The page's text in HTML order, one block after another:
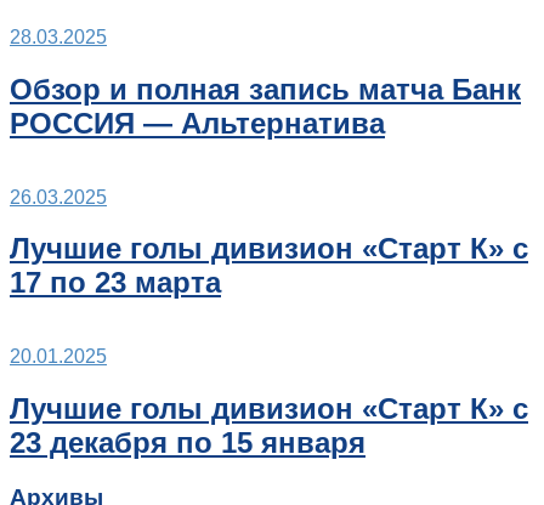
28.03.2025
Обзор и полная запись матча Банк
РОССИЯ — Альтернатива
26.03.2025
Лучшие голы дивизион «Старт К» с
17 по 23 марта
20.01.2025
Лучшие голы дивизион «Старт К» с
23 декабря по 15 января
Архивы